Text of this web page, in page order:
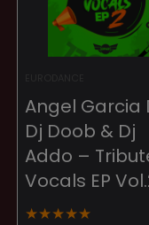
Angel Garcia
Dj Doob & Dj
Addo –
Vocals EP
★★★★★